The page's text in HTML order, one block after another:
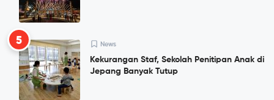
5 News
Kekurangan Staf, Sekolah Penitipan Anak di
Jepang Banyak Tutup